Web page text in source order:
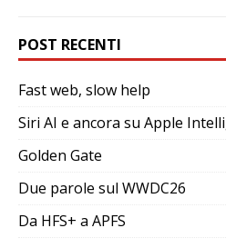
POST RECENTI
Fast web, slow help
Siri AI e ancora su Apple
Golden Gate
Due parole sul WWDC26
Da HFS+ a APFS